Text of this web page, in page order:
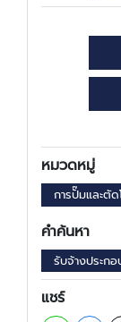
หมวดหมู่
การปั๊มและตัด
คำค้นหา
รับจ้างประก
แชร์